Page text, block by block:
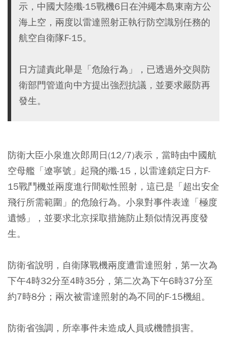
示，中國大陸殲-15戰機6日在沖繩本島東南方公
海上空，兩度以雷達照射正執行防空識別任務的
航空自衛隊F-15。
日方譴責此舉是「危險行為」，已透過外交與防
衛部門管道向中方提出強烈抗議，並要求嚴防再
發生。
防衛大臣小泉進次郎周日(12/7)表示，當時由中國航
空母艦「遼寧號」起飛的殲-15，以雷達鎖定日方F-
15戰鬥機並兩度進行間歇性照射，這已是「超出安全
飛行所需範圍」的危險行為。小泉對事件表達「極度
遺憾」，並要求北京採取措施防止類似情況再度發
生。
防衛省說明，自衛隊戰機兩度遭雷達照射，第一次為
下午4時32分至4時35分，第二次為下午6時37分至
約7時8分；兩次被雷達照射的為不同的F-15機組。
防衛省強調，所幸事件未造成人員或機體損害。